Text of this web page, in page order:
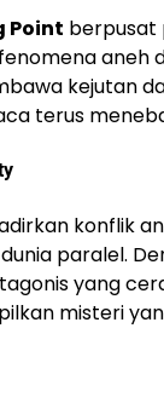
Point berpusat
aneh
kejutan
terus
konflik
paralel.
yang
misteri